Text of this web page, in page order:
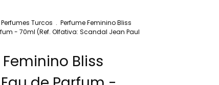
Perfumes Turcos . Perfume Feminino Bliss
- 70ml (Ref. Olfativa: Scandal Jean Paul
Bliss